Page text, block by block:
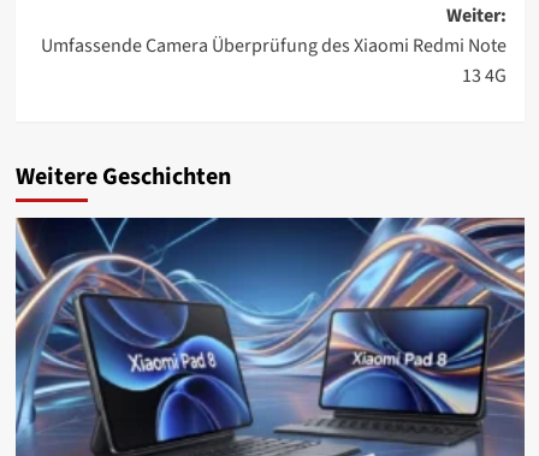
Weiter:
Umfassende Camera Überprüfung des Xiaomi Redmi Note
13 4G
Weitere Geschichten